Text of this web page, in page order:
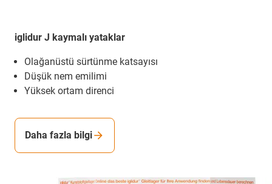
iglidur J kaymalı yataklar
Olağanüstü sürtünme katsayısı
Düşük nem emilimi
Yüksek ortam direnci
Daha fazla bilgi